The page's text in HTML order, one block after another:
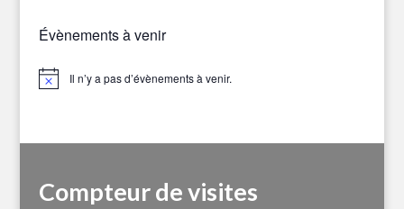
Évènements à venir
Notice Il n’y a pas d’évènements à venir.
Compteur de visites